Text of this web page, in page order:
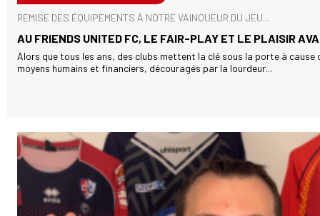
REMISE DES ÉQUIPEMENTS À NOTRE VAINQUEUR DU JEU...
AU FRIENDS UNITED FC, LE FAIR-PLAY ET LE PLAISIR
Alors que tous les ans, des clubs mettent la clé sous la porte à cause
moyens humains et financiers, découragés par la lourdeur...